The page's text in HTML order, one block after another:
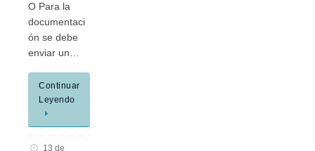
O Para la
documentaci
ón se debe
enviar un…
Continuar
Leyendo
13 de